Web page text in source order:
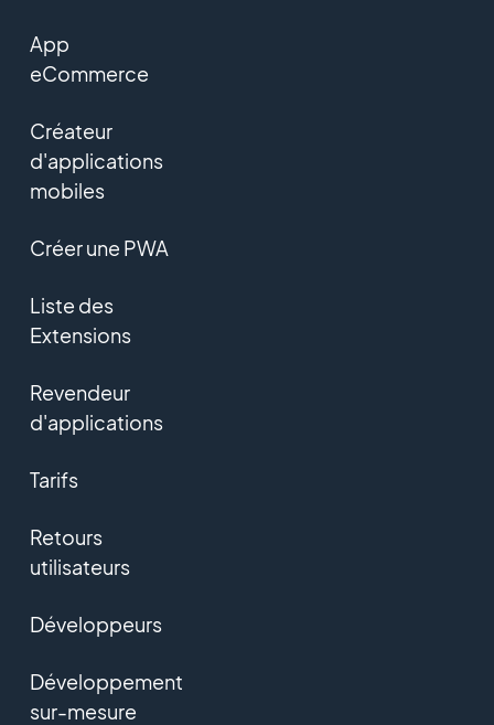
App
eCommerce
Créateur
d'applications
mobiles
Créer une PWA
Liste des
Extensions
Revendeur
d'applications
Tarifs
Retours
utilisateurs
Développeurs
Développement
sur-mesure